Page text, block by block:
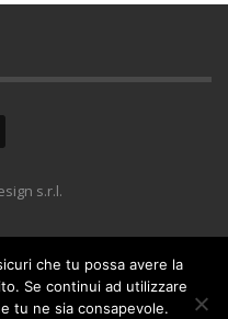
s.r.l.
che tu possa avere la
Se continui ad utilizzare
tu ne sia consapevole.